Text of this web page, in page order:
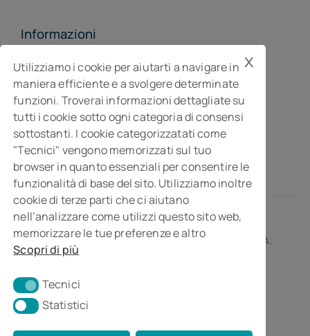
Informazioni
MGI Studiopragma Stp s.r.l.
Società di consulenza per l’impresa
Via Della Costituzione, 10- 61032 Fano PU
Isc. REA n° 119788
© 2026 • MGI Studiopragma Stp s.r.l. • Partita I.V.A.
Utilizziamo i cookie per aiutarti a navigare in
maniera efficiente e a svolgere determinate
funzioni. Troverai informazioni dettagliate su
tutti i cookie sotto ogni categoria di consensi
sottostanti. I cookie categorizzatati come
"Tecnici" vengono memorizzati sul tuo
browser in quanto essenziali per consentire le
funzionalità di base del sito. Utilizziamo inoltre
cookie di terze parti che ci aiutano
nell’analizzare come utilizzi questo sito web,
memorizzare le tue preferenze e altro
Scopri di più
TecniciTecnici
StatisticiStatistici
x